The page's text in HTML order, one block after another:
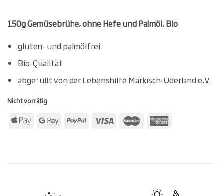
150g Gemüsebrühe, ohne Hefe und Palmöl, Bio
gluten- und palmölfrei
Bio-Qualität
abgefüllt von der Lebenshilfe Märkisch-Oderland e.V.
Nicht vorrätig